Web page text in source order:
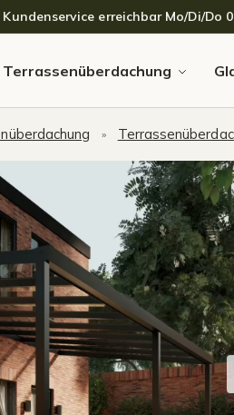
erreichbar Mo/Di/Do
Terrassenüberdachung
»